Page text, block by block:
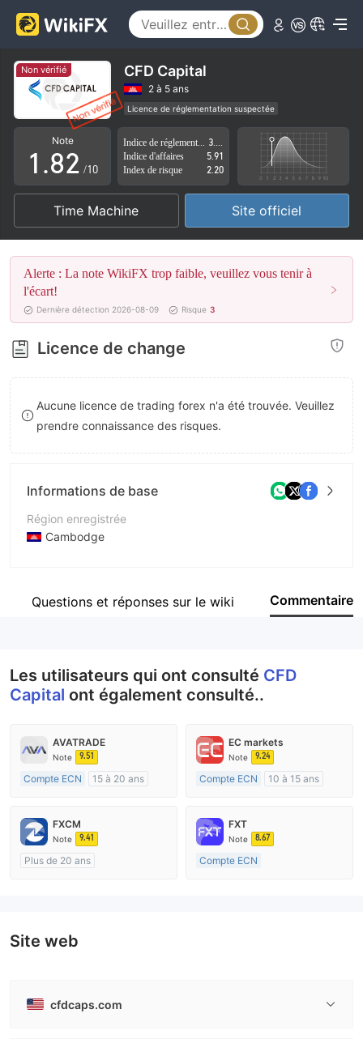
Non vérifié CFD Capital
2 à 5 ans
Licence de réglementation suspectée
Région d'affaires suspectée
Risque élevé potentiel
Note
0
1
2
3
4
5
6
7
8
9
.
4
5
6
7
8
9
0
1
2
3
4
5
7
8
9
/10
Indice d'affaires
5.91
Index de risque
2.20
Time Machine Site officiel
Alerte : La note WikiFX trop faible, veuillez vous tenir à
l'écart!
Dernière détection 2026-08-09 Risque 3
Licence de change
Aucune licence de trading forex n'a été trouvée. Veuillez
prendre connaissance des risques.
Informations de base
Région enregistrée
Cambodge
Société
Questions et réponses sur le wiki Commentaire
Les utilisateurs qui ont consulté CFD
Capital ont également consulté..
AVATRADE
Note 9.51
Compte ECN
15 à 20 ans
Market Making (MM)
Etiquette principale MT4
EC markets
Note 9.24
Compte ECN
10 à 15 ans
Market Making (MM)
Etiquette principale MT4
FXCM
Note 9.41
Plus de 20 ans
FXT
Note 8.67
Compte ECN
Site web
cfdcaps.com